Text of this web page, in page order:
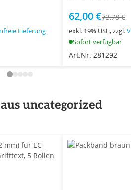
Lieferung
62,00 €73,78 €
exkl. 19% USt., zzgl.
Sofort verfügbar
Art.Nr. 281292
uncategorized